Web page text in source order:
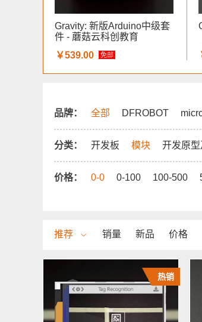
Gravity: 新版Arduino中级套
件 - 蘑菇云科创教育
￥539.00
免邮
品牌： 全部 DFROBOT
分类： 开发板 模块 开发原
价格： 0-0 0-100 100-500
推荐 销量 新品 价格
热销